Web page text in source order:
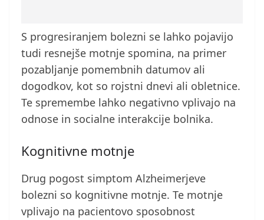
S progresiranjem bolezni se lahko pojavijo
tudi resnejše motnje spomina, na primer
pozabljanje pomembnih datumov ali
dogodkov, kot so rojstni dnevi ali obletnice.
Te spremembe lahko negativno vplivajo na
odnose in socialne interakcije bolnika.
Kognitivne motnje
Drug pogost simptom Alzheimerjeve
bolezni so kognitivne motnje. Te motnje
vplivajo na pacientovo sposobnost